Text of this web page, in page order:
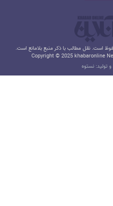
است. نقل مطالب با ذکر منبع بلامانع است.
Copyright © 2025 khabaronline
تولید: نستوه